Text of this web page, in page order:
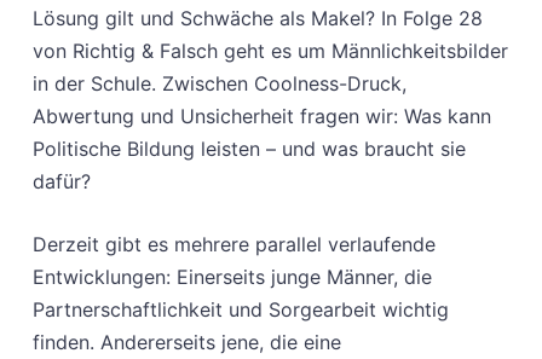
Lösung gilt und Schwäche als Makel? In Folge 28
von Richtig & Falsch geht es um Männlichkeitsbilder
in der Schule. Zwischen Coolness-Druck,
Abwertung und Unsicherheit fragen wir: Was kann
Politische Bildung leisten – und was braucht sie
dafür?
Derzeit gibt es mehrere parallel verlaufende
Entwicklungen: Einerseits junge Männer, die
Partnerschaftlichkeit und Sorgearbeit wichtig
finden. Andererseits jene, die eine